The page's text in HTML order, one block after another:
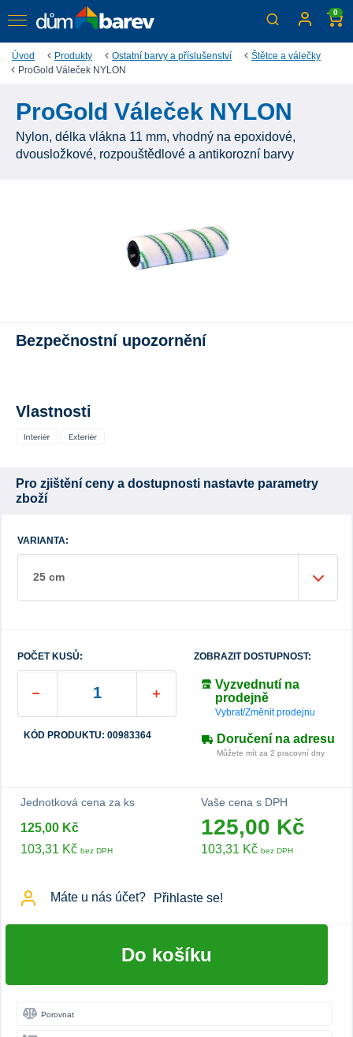
0
Úvod Produkty Ostatní barvy a příslušenství
Štětce a válečky
ProGold Váleček NYLON
ProGold Váleček NYLON
Nylon, délka vlákna 11 mm, vhodný na epoxidové,
dvousložkové, rozpouštědlové a antikorozní barvy
Bezpečnostní upozornění
Vlastnosti
Pro zjištění ceny a dostupnosti nastavte parametry
zboží
VARIANTA:
25 cm
POČET KUSŮ:
KÓD PRODUKTU: 00983364
ZOBRAZIT DOSTUPNOST:
Vyzvednutí na
prodejně
Vybrat/Změnit prodejnu
Doručení na adresu
Můžete mít za 2 pracovní dny
Jednotková cena za ks
125,00 Kč
103,31 Kč bez DPH
Vaše cena s DPH
125,00 Kč
103,31 Kč bez DPH
Máte u nás účet? Přihlaste se!
Do košíku
Porovnat